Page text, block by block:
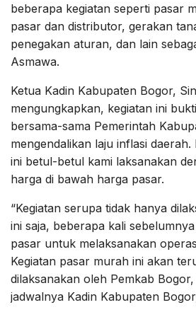
beberapa kegiatan seperti pasar
pasar dan distributor, gerakan
penegakan aturan, dan lain
Asmawa.
Ketua Kadin Kabupaten Bogor,
mengungkapkan, kegiatan ini
bersama-sama Pemerintah
mengendalikan laju inflasi
ini betul-betul kami laksanakan
harga di bawah harga pasar.
“Kegiatan serupa tidak hanya
ini saja, beberapa kali
pasar untuk melaksanakan
Kegiatan pasar murah ini akan
dilaksanakan oleh Pemkab
jadwalnya Kadin Kabupaten